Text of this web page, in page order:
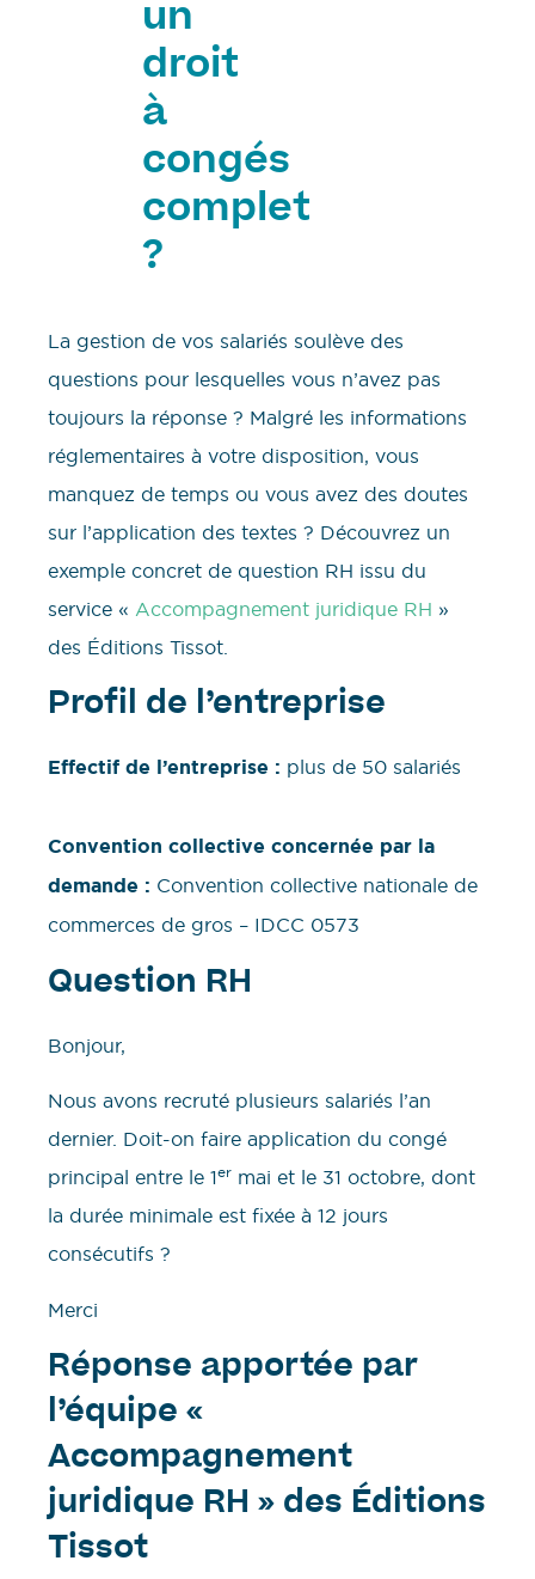
un
droit
à
congés
complet
?
La gestion de vos salariés soulève des
questions pour lesquelles vous n’avez pas
toujours la réponse ? Malgré les informations
réglementaires à votre disposition, vous
manquez de temps ou vous avez des doutes
sur l’application des textes ? Découvrez un
exemple concret de question RH issu du
service « Accompagnement juridique RH »
des Éditions Tissot.
Profil de l’entreprise
Effectif de l’entreprise : plus de 50 salariés
Convention collective concernée par la
demande : Convention collective nationale de
commerces de gros – IDCC 0573
Question RH
Bonjour,
Nous avons recruté plusieurs salariés l’an
dernier. Doit-on faire application du congé
principal entre le 1er mai et le 31 octobre, dont
la durée minimale est fixée à 12 jours
consécutifs ?
Merci
Réponse apportée par
l’équipe «
Accompagnement
juridique RH » des Éditions
Tissot